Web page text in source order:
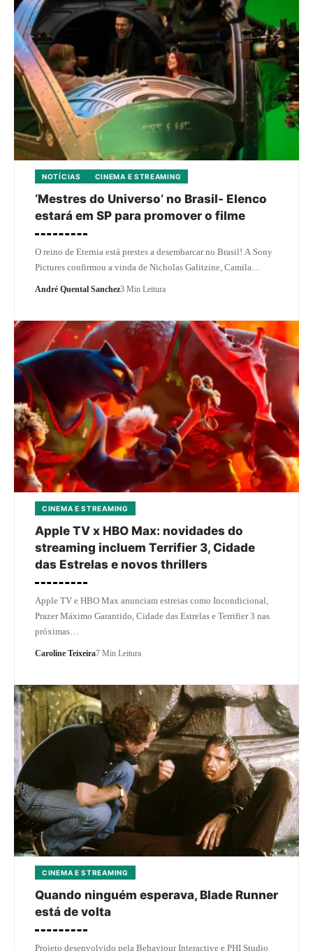
NOTÍCIAS CINEMA E STREAMING
‘Mestres do Universo’ no Brasil- Elenco
estará em SP para promover o filme
O reino de Eternia está prestes a desembarcar no Brasil! A Sony
Pictures confirmou a vinda de Nicholas Galitzine, Camila…
André Quental Sanchez3 Min Leitura
CINEMA E STREAMING
Apple TV x HBO Max: novidades do
streaming incluem Terrifier 3, Cidade
das Estrelas e novos thrillers
Apple TV e HBO Max anunciam estreias como Incondicional,
Prazer Máximo Garantido, Cidade das Estrelas e Terrifier 3 nas
próximas…
Caroline Teixeira7 Min Leitura
CINEMA E STREAMING
Quando ninguém esperava, Blade Runner
está de volta
Projeto desenvolvido pela Behaviour Interactive e PHI Studio